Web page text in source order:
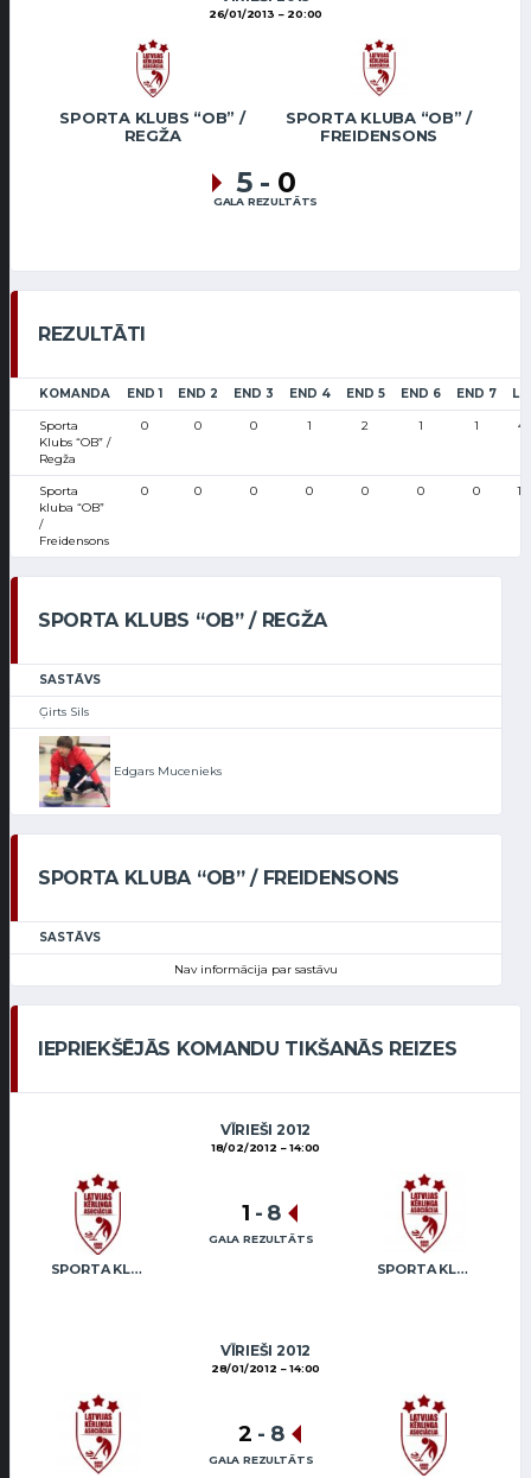
26/01/2013 20:00
SPORTA KLUBS “OB” /
REGŽA
SPORTA KLUBA “OB” /
FREIDENSONS
5 - 0
GALA REZULTĀTS
REZULTĀTI
KOMANDA END 1 END 2 END 3 END 4 END 5 END 6 END 7
Sporta
Klubs “OB” /
Regža
0 0 0 1 2 1 1
Sporta
kluba “OB”
/
Freidensons
0 0 0 0 0 0 0
SPORTA KLUBS “OB” / REGŽA
SASTĀVS
Ģirts Sils
Edgars Mucenieks
SPORTA KLUBA “OB” / FREIDENSONS
SASTĀVS
Nav informācija par sastāvu
IEPRIEKŠĒJĀS KOMANDU TIKŠANĀS REIZES
VĪRIEŠI 2012
18/02/2012 14:00
SPORTA KLUBS “OB” / REGŽA SPORTA KLUBA “OB” / FREIDENSONS
1 - 8
GALA REZULTĀTS
VĪRIEŠI 2012
28/01/2012 14:00
2 - 8
GALA REZULTĀTS